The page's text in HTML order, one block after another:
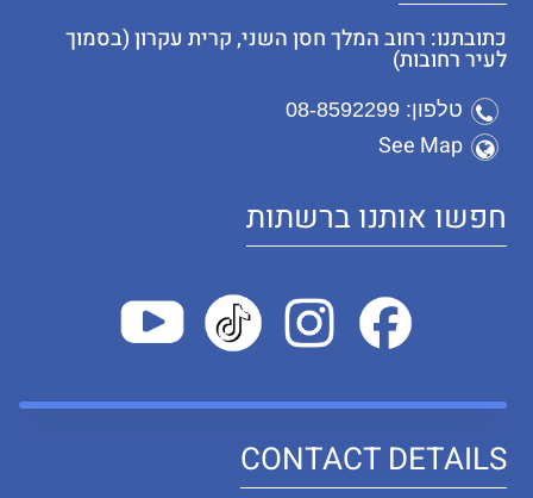
כתובתנו: רחוב המלך חסן השני, קרית עקרון (בסמוך
לעיר רחובות)
טלפון: 08-8592299
See Map
חפשו אותנו ברשתות
CONTACT DETAILS